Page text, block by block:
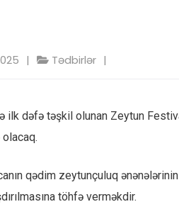
Tədbirlər
ilk dəfə təşkil olunan Zeytun
qədim zeytunçuluq
töhfə verməkdir.